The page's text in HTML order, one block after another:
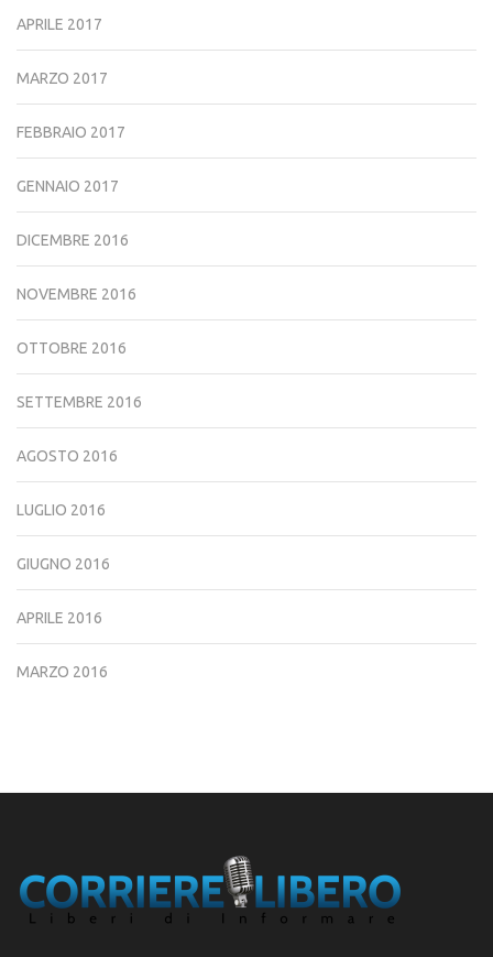
APRILE 2017
MARZO 2017
FEBBRAIO 2017
GENNAIO 2017
DICEMBRE 2016
NOVEMBRE 2016
OTTOBRE 2016
SETTEMBRE 2016
AGOSTO 2016
LUGLIO 2016
GIUGNO 2016
APRILE 2016
MARZO 2016